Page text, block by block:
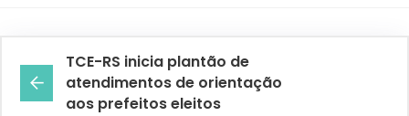
TCE-RS inicia plantão de
atendimentos de orientação
aos prefeitos eleitos